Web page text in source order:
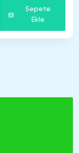
Sepete
Ekle